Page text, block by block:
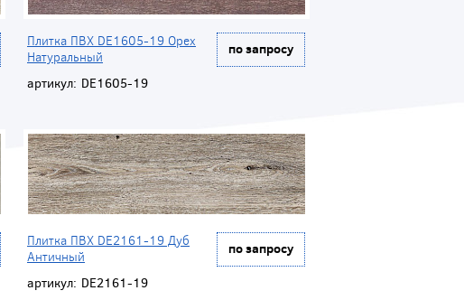
Плитка ПВХ DE1605-19 Орех
Натуральный
по запросу
артикул: DE1605-19
Плитка ПВХ DE2161-19 Дуб
Античный
по запросу
артикул: DE2161-19